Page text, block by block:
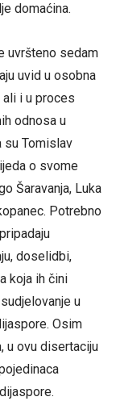
domaćina.
uvršteno sedam
uvid u osobna
i u proces
odnosa u
su Tomislav
o svome
Šaravanja, Luka
Potrebno
doselidbi,
koja ih čini
u
Osim
u ovu disertaciju